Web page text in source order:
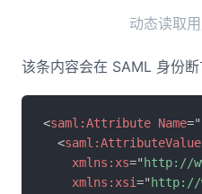
动态读取
该条内容会在 SAML 身份断
<saml:Attribute Name="
<saml:AttributeValue
xmlns:xs=" http://
xmlns:xsi=" http://